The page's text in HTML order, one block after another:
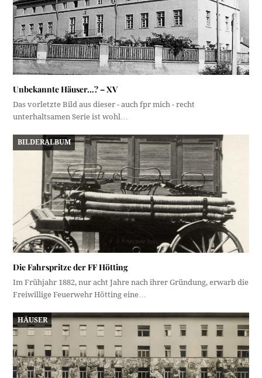
Unbekannte Häuser…? – XV
Das vorletzte Bild aus dieser - auch fpr mich - recht
unterhaltsamen Serie ist wohl…
BILDERALBUM
Die Fahrspritze der FF Hötting
Im Frühjahr 1882, nur acht Jahre nach ihrer Gründung, erwarb die
Freiwillige Feuerwehr Hötting eine…
HÄUSER